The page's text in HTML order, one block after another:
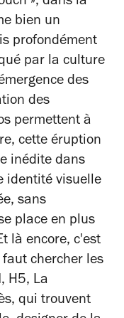
bien un
profondément
par la culture
des
des
permettent à
cette éruption
inédite dans
identité visuelle
sans
place en plus
là encore, c'est
faut chercher les
H5, La
qui trouvent